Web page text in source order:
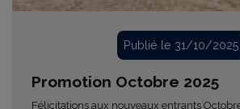
Publié le 31/10/2025
Promotion Octobre 2025
Félicitations aux nouveaux entrants